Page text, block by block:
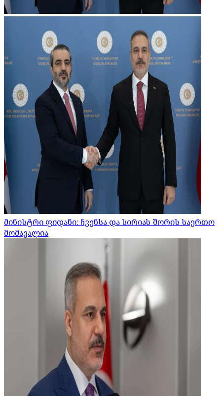
მინისტრი ფიდანი: ჩვენსა და სირიას შორის საერთო
მომავალია